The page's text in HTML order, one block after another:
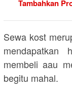
Tambahkan
Sewa kost
mendapatkan
membeli aau
begitu mahal.